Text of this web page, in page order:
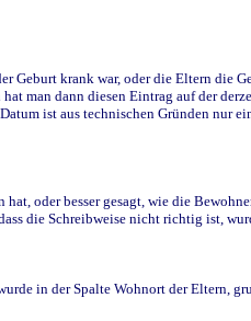
Geburt krank war, oder die Eltern die
man dann diesen Eintrag auf der
ist aus technischen Gründen nur
oder besser gesagt, wie die
die Schreibweise nicht richtig ist,
in der Spalte Wohnort der Eltern,